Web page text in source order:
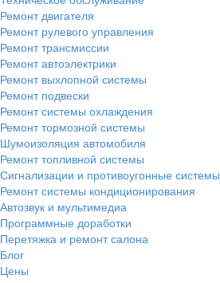
Ремонт двигателя
Ремонт рулевого управления
Ремонт трансмиссии
Ремонт автоэлектрики
Ремонт выхлопной системы
Ремонт подвески
Ремонт системы охлаждения
Ремонт тормозной системы
Шумоизоляция автомобиля
Ремонт топливной системы
Сигнализации и противоугонные системы
Ремонт системы кондиционирования
Автозвук и мультимедиа
Программные доработки
Перетяжка и ремонт салона
Блог
Цены